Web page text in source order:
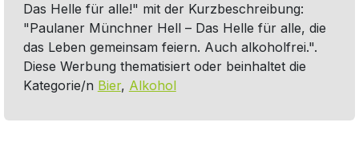
Das Helle für alle!" mit der Kurzbeschreibung:
"Paulaner Münchner Hell – Das Helle für alle, die
das Leben gemeinsam feiern. Auch alkoholfrei.".
Diese Werbung thematisiert oder beinhaltet die
Kategorie/n Bier, Alkohol